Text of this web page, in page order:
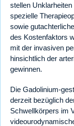
stellen
spezielle
sowie
des Kostenfaktors
mit der invasiven
hinsichtlich der
gewinnen.
Die Gadolinium-
derzeit bezüglich
Schwellkörpers im